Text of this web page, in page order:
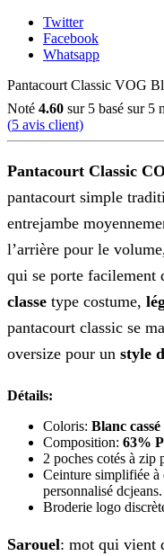
Twitter
Facebook
Whatsapp
Pantacourt Classic VOG
Noté 4.60 sur 5 basé sur 5
(5 avis client)
Pantacourt Classic
pantacourt simple
entrejambe
l’arrière pour le
qui se porte facilement
classe type costume,
pantacourt classic se
oversize pour un style
Détails:
Coloris: Blanc cassé
Composition: 63%
2 poches cotés à zip
Ceinture simplifiée à
personnalisé dcjeans.
Broderie logo
Sarouel: mot qui vient